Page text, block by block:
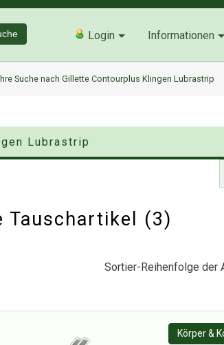
Login Informationen
Suche nach Gillette Contourplus Klingen Lubrastrip
Lubrastrip
Tauschartikel (3)
Sortier-Reihenfolge der
Körper &